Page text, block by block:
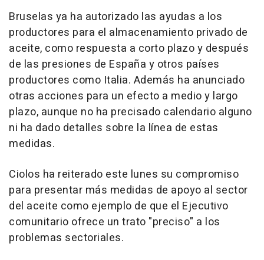
Bruselas ya ha autorizado las ayudas a los
productores para el almacenamiento privado de
aceite, como respuesta a corto plazo y después
de las presiones de España y otros países
productores como Italia. Además ha anunciado
otras acciones para un efecto a medio y largo
plazo, aunque no ha precisado calendario alguno
ni ha dado detalles sobre la línea de estas
medidas.
Ciolos ha reiterado este lunes su compromiso
para presentar más medidas de apoyo al sector
del aceite como ejemplo de que el Ejecutivo
comunitario ofrece un trato "preciso" a los
problemas sectoriales.